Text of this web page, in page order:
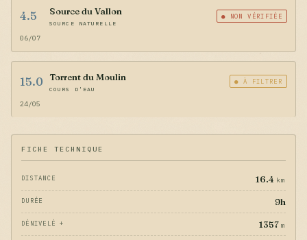
4.5 Source du Vallon
SOURCE NATURELLE
● NON VÉRIFIÉE
06/07
15.0 Torrent du Moulin
COURS D'EAU
● À FILTRER
24/05
FICHE TECHNIQUE
DISTANCE 16.4 km
DURÉE 9h
DÉNIVELÉ + 1357 m